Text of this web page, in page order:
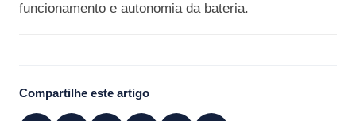
funcionamento e autonomia da bateria.
Compartilhe este artigo